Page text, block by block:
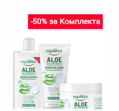
-50% за Комплекта